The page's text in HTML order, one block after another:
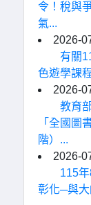
令！稅與
氣...
2026-
有關
色遊學課
2026-
教育
「全國圖
階）...
2026-
115
彰化─與